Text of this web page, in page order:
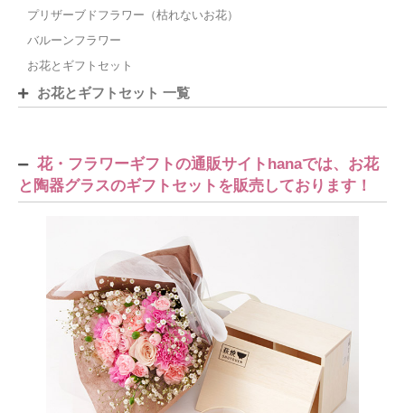
プリザーブドフラワー（枯れないお花）
バルーンフラワー
お花とギフトセット
お花とギフトセット 一覧
花・フラワーギフトの通販サイトhanaでは、お花
と陶器グラスのギフトセットを販売しております！